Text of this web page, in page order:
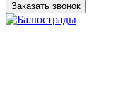
Заказать звонок